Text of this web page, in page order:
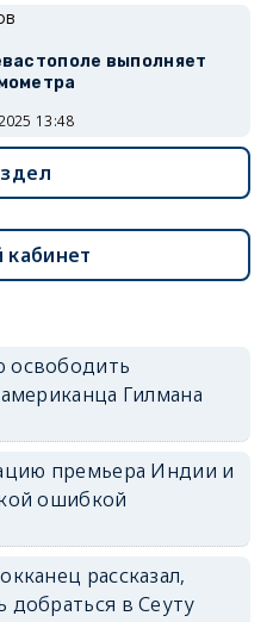
выполняет
13:48
освободить
Гилмана
премьера Индии и
ошибкой
рассказал,
добраться в Сеуту